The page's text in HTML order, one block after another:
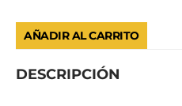
AÑADIR AL CARRITO
DESCRIPCIÓN